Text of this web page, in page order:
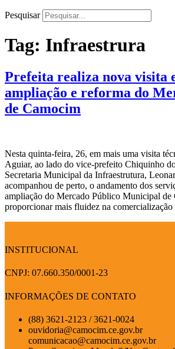
Pesquisar
Tag: Infraestrura
Prefeita realiza nova visita
ampliação e reforma do
de Camocim
Nesta quinta-feira, 26, em mais uma visita
Aguiar, ao lado do vice-prefeito Chiquinho
Secretaria Municipal da Infraestrutura,
acompanhou de perto, o andamento dos
ampliação do Mercado Público Municipal de
proporcionar mais fluidez na
INSTITUCIONAL
CNPJ: 07.660.350/0001-23
INFORMAÇÕES DE CONTATO
(88) 3621-2123 / 3621-0024
ouvidoria@camocim.ce.gov.br
comunicacao@camocim.ce.gov.br